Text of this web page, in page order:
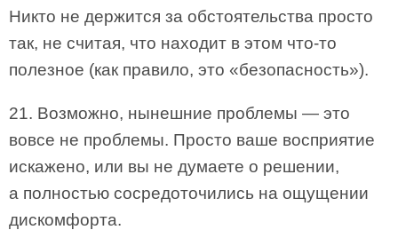
Никто не держится за обстоятельства просто
так, не считая, что находит в этом что-то
полезное (как правило, это «безопасность»).
21. Возможно, нынешние проблемы — это
вовсе не проблемы. Просто ваше восприятие
искажено, или вы не думаете о решении,
а полностью сосредоточились на ощущении
дискомфорта.